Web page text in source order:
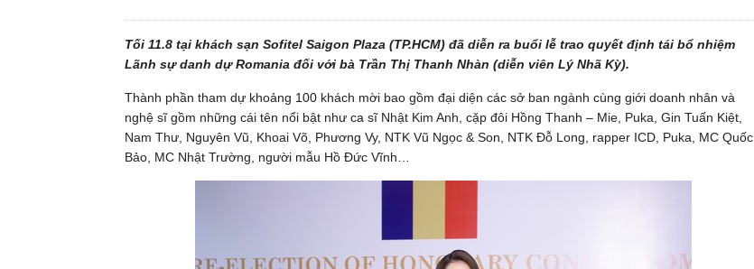
Tối 11.8 tại khách sạn Sofitel Saigon Plaza (TP.HCM) đã diễn ra buổi lễ trao quyết định tái bổ nhiệm
Lãnh sự danh dự Romania đối với bà Trần Thị Thanh Nhàn (diễn viên Lý Nhã Kỳ).
Thành phần tham dự khoảng 100 khách mời bao gồm đại diện các sở ban ngành cùng giới doanh nhân và
nghệ sĩ gồm những cái tên nổi bật như ca sĩ Nhật Kim Anh, cặp đôi Hồng Thanh – Mie, Puka, Gin Tuấn Kiệt,
Nam Thư, Nguyên Vũ, Khoai Võ, Phương Vy, NTK Vũ Ngọc & Son, NTK Đỗ Long, rapper ICD, Puka, MC Quốc
Bảo, MC Nhật Trường, người mẫu Hồ Đức Vĩnh…